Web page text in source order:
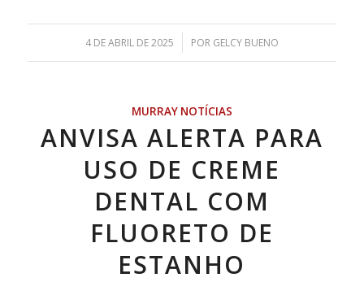
4 DE ABRIL DE 2025
/ POR GELCY BUENO
MURRAY NOTÍCIAS
ANVISA ALERTA PARA
USO DE CREME
DENTAL COM
FLUORETO DE
ESTANHO